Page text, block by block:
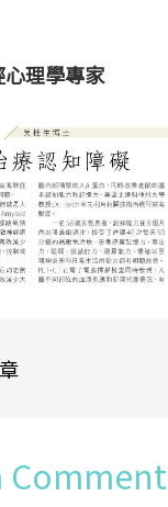
理學專家
Comment